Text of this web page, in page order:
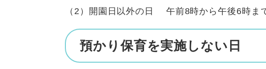
（2）開園日以外の日 午前8時から午後6時ま
預かり保育を実施しない日